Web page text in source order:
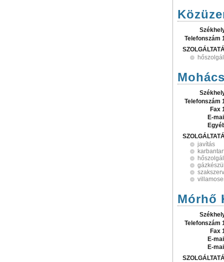
Telefonszám
Telefonszám
Fax
E-
javítás
Mórhő
Telefonszám
Fax
E-
E-